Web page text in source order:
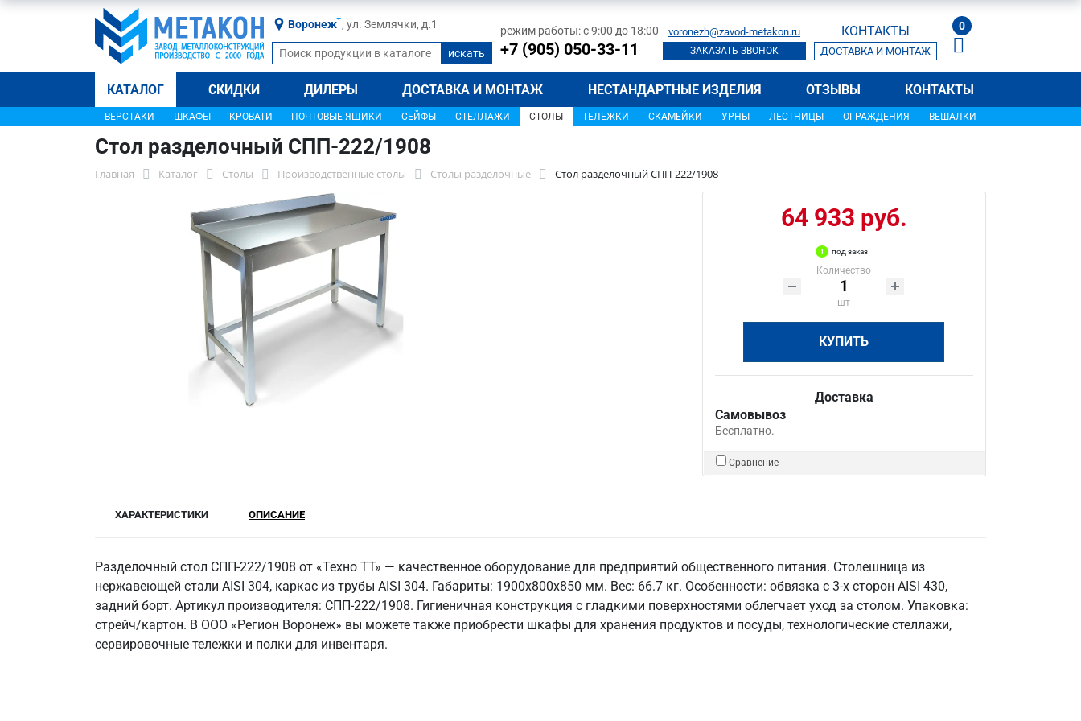
Воронеж , ул. Землячки, д.1 режим работы: с 9:00 до 18:00
+7 (905) 050-33-11
voronezh@zavod-metakon.ru
ЗАКАЗАТЬ ЗВОНОК
КОНТАКТЫ
ДОСТАВКА И МОНТАЖ
0
КАТАЛОГ СКИДКИ ДИЛЕРЫ ДОСТАВКА И МОНТАЖ НЕСТАНДАРТНЫЕ ИЗДЕЛИЯ ОТЗЫВЫ КОНТАКТЫ
ВЕРСТАКИ ШКАФЫ КРОВАТИ ПОЧТОВЫЕ ЯЩИКИ СЕЙФЫ СТЕЛЛАЖИ СТОЛЫ ТЕЛЕЖКИ СКАМЕЙКИ УРНЫ ЛЕСТНИЦЫ ОГРАЖДЕНИЯ ВЕШАЛКИ
Стол разделочный СПП-222/1908
Главная Каталог Столы Производственные столы Столы разделочные Стол разделочный СПП-222/1908
64 933 руб.
под заказ
Количество
шт
КУПИТЬ
Доставка
Самовывоз
Бесплатно.
Сравнение
ХАРАКТЕРИСТИКИ ОПИСАНИЕ
Разделочный стол СПП-222/1908 от «Техно ТТ» — качественное оборудование для предприятий общественного питания. Столешница из
нержавеющей стали AISI 304, каркас из трубы AISI 304. Габариты: 1900x800x850 мм. Вес: 66.7 кг. Особенности: обвязка с 3-х сторон AISI 430,
задний борт. Артикул производителя: СПП-222/1908. Гигиеничная конструкция с гладкими поверхностями облегчает уход за столом. Упаковка:
стрейч/картон. В ООО «Регион Воронеж» вы можете также приобрести шкафы для хранения продуктов и посуды, технологические стеллажи,
сервировочные тележки и полки для инвентаря.